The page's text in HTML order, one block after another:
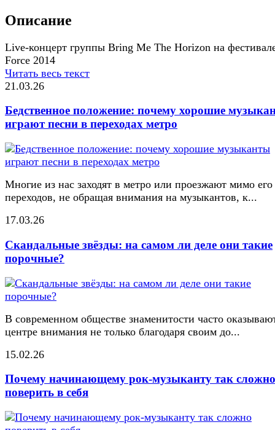
Описание
Live-концерт группы Bring Me The Horizon на
Force 2014
Читать весь текст
21.03.26
Бедственное положение: почему хорошие
играют песни в переходах метро
Многие из нас заходят в метро или проезжают мимо его
переходов, не обращая внимания на музыкантов, к...
17.03.26
Скандальные звёзды: на самом ли деле они такие
порочные?
В современном обществе знаменитости часто
центре внимания не только благодаря своим до...
15.02.26
Почему начинающему рок-музыканту так сложно
поверить в себя